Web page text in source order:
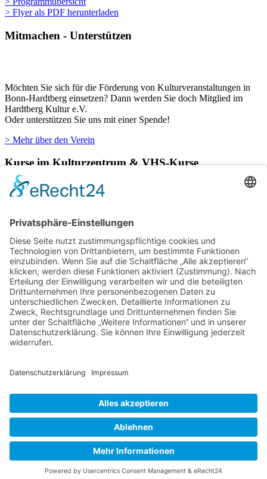
> Flyer als PDF herunterladen
Mitmachen - Unterstützen
Möchten Sie sich für die Förderung von Kulturveranstaltungen in
Bonn-Hardtberg einsetzen? Dann werden Sie doch Mitglied im
Hardtberg Kultur e.V.
Oder unterstützen Sie uns mit einer Spende!
> Mehr über den Verein
Kurse im Kulturzentrum & VHS-Kurse
Räumlichkeiten im Kulturzentrum für einige ihrer Kurse.
> Hier finden Sie eine aktuelle Übersicht.
Newsletter
Über alle Konzerte und Kurse informiert bleiben?
Wenn Sie unseren Newsletter abonnieren, erhalten Sie Infos zu
> Zum Anmeldeformular
Das Kulturzentrum.
Folge uns
Facebook
© 2016-2026 Hardtberg Kultur e.V. | Alle Rechte
vorbehalten.